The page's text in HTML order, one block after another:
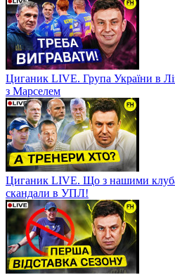
Циганик LIVE. Група України в
з Марселем
Циганик LIVE. Що з нашими
скандали в УПЛ!